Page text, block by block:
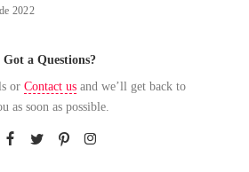
2022
Got a Questions?
or Contact us and we’ll get back to
as soon as possible.